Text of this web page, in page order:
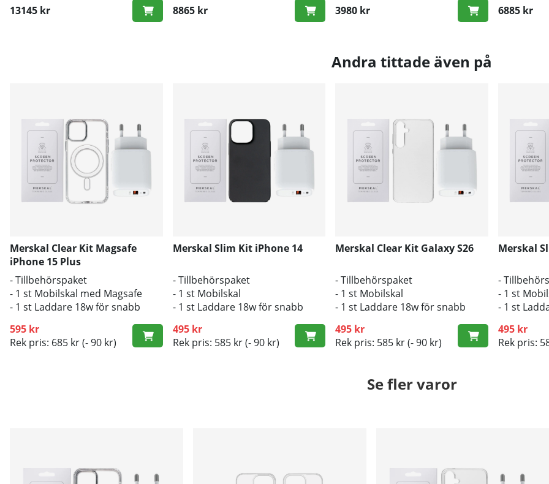
13145 kr
8865 kr
snabbladdning
3980 kr
6885 kr
Andra tittade även på
Merskal Clear Kit Magsafe
iPhone 15 Plus
- Tillbehörspaket
- 1 st Mobilskal med Magsafe
- 1 st Laddare 18w för snabb
595 kr
Rek pris: 685 kr(- 90 kr)
Merskal Slim Kit iPhone 14
- Tillbehörspaket
- 1 st Mobilskal
- 1 st Laddare 18w för snabb
495 kr
Rek pris: 585 kr(- 90 kr)
Merskal Clear Kit Galaxy S26
- Tillbehörspaket
- 1 st Mobilskal
- 1 st Laddare 18w för snabb
495 kr
Rek pris: 585 kr(- 90 kr)
Merskal
-
- 1 st
- 1 st
495 kr
Rek pris:
Se fler varor